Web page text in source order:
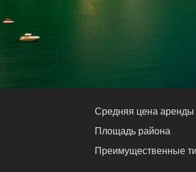
Средняя цена аренды
Площадь района
Преимущественные